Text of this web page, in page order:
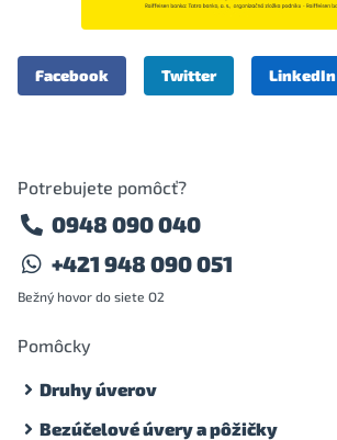
Facebook Twitter LinkedIn
Potrebujete pomôcť?
0948 090 040
+421 948 090 051
Bežný hovor do siete O2
Pomôcky
Druhy úverov
Bezúčelové úvery a pôžičky